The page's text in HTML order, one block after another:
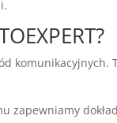
komunikacyjnych.
zapewniamy